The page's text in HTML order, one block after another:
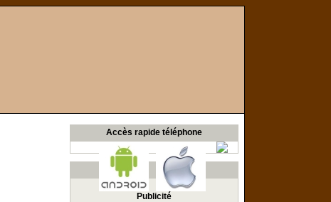
Accès rapide téléphone
Publicité